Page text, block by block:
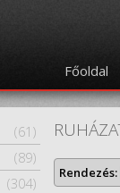
Főoldal
(61)
(89)
(304)
Rendezés: